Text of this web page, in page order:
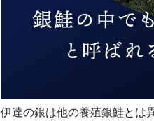
伊達の銀は他の養殖銀鮭とは